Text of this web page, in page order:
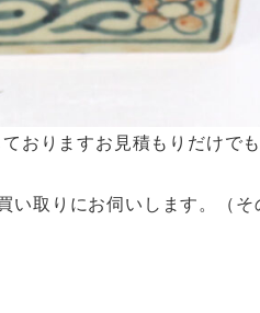
りますお見積もりだけでも
取りにお伺いします。（